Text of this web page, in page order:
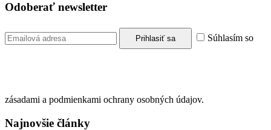
Odoberať newsletter
Súhlasím so
zásadami a podmienkami ochrany osobných údajov.
Najnovšie články